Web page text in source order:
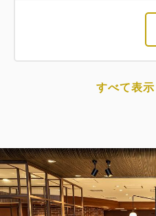
獲得ポイント 1,045~
禁煙 25.00m2
セミダブル×2 Wi-
すべて表示